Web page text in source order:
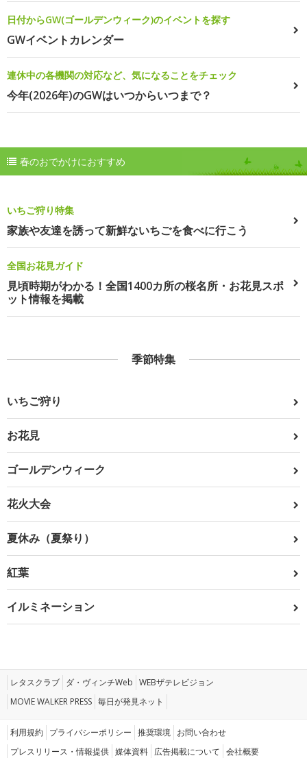
日付からGW(ゴールデンウィーク)のイベントを探す
GWイベントカレンダー
連休中の各機関の対応など、気になることをチェック
今年(2026年)のGWはいつからいつまで？
春のおでかけにおすすめ
いちご狩り特集
家族や友達を誘って新鮮ないちごを食べに行こう
全国お花見ガイド
見頃時期がわかる！全国1400カ所の桜名所・お花見スポ
ット情報を掲載
季節特集
いちご狩り
お花見
ゴールデンウィーク
花火大会
夏休み（夏祭り）
紅葉
イルミネーション
レタスクラブ ダ・ヴィンチWeb WEBザテレビジョン
MOVIE WALKER PRESS 毎日が発見ネット
利用規約 プライバシーポリシー 推奨環境 お問い合わせ
プレスリリース・情報提供 媒体資料 広告掲載について 会社概要